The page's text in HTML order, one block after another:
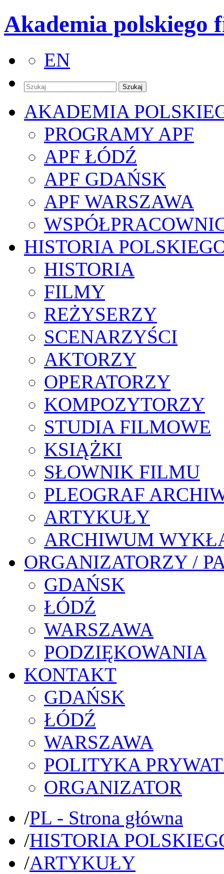
Akademia polskiego
EN
AKADEMIA
PROGRAMY APF
APF ŁÓDŹ
APF GDAŃSK
APF WARSZAWA
HISTORIA
HISTORIA
FILMY
REŻYSERZY
SCENARZYŚCI
AKTORZY
OPERATORZY
KOMPOZYTORZY
STUDIA FILMOWE
KSIĄŻKI
SŁOWNIK FILMU
PLEOGRAF
ARTYKUŁY
ARCHIWUM
ORGANIZATORZY /
GDAŃSK
ŁÓDŹ
WARSZAWA
PODZIĘKOWANIA
KONTAKT
GDAŃSK
ŁÓDŹ
WARSZAWA
POLITYKA
ORGANIZATOR
/PL - Strona główna
/HISTORIA
/ARTYKUŁY